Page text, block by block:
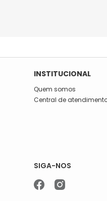
INSTITUCIONAL
Quem somos
Central de
SIGA-NOS